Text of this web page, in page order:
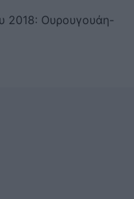
2018: Ουρουγουάη-